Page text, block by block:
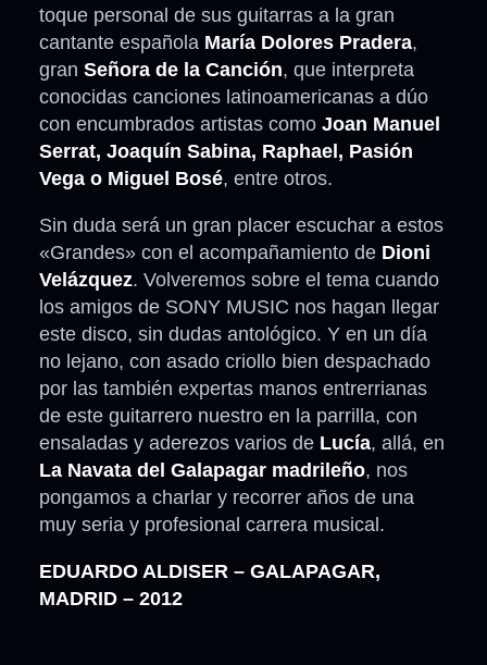
toque personal de sus guitarras a la gran
cantante española María Dolores Pradera,
gran Señora de la Canción, que interpreta
conocidas canciones latinoamericanas a dúo
con encumbrados artistas como Joan Manuel
Serrat, Joaquín Sabina, Raphael, Pasión
Vega o Miguel Bosé, entre otros.
Sin duda será un gran placer escuchar a estos
«Grandes» con el acompañamiento de Dioni
Velázquez. Volveremos sobre el tema cuando
los amigos de SONY MUSIC nos hagan llegar
este disco, sin dudas antológico. Y en un día
no lejano, con asado criollo bien despachado
por las también expertas manos entrerrianas
de este guitarrero nuestro en la parrilla, con
ensaladas y aderezos varios de Lucía, allá, en
La Navata del Galapagar madrileño, nos
pongamos a charlar y recorrer años de una
muy seria y profesional carrera musical.
EDUARDO ALDISER – GALAPAGAR,
MADRID – 2012